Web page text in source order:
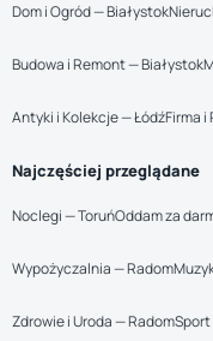
Dom i Ogród — Białystok
Budowa i Remont — Białystok
Antyki i Kolekcje — ŁódźFirma i
Najczęściej przeglądane
Noclegi — ToruńOddam za
Wypożyczalnia — Radom
Zdrowie i Uroda — RadomSport